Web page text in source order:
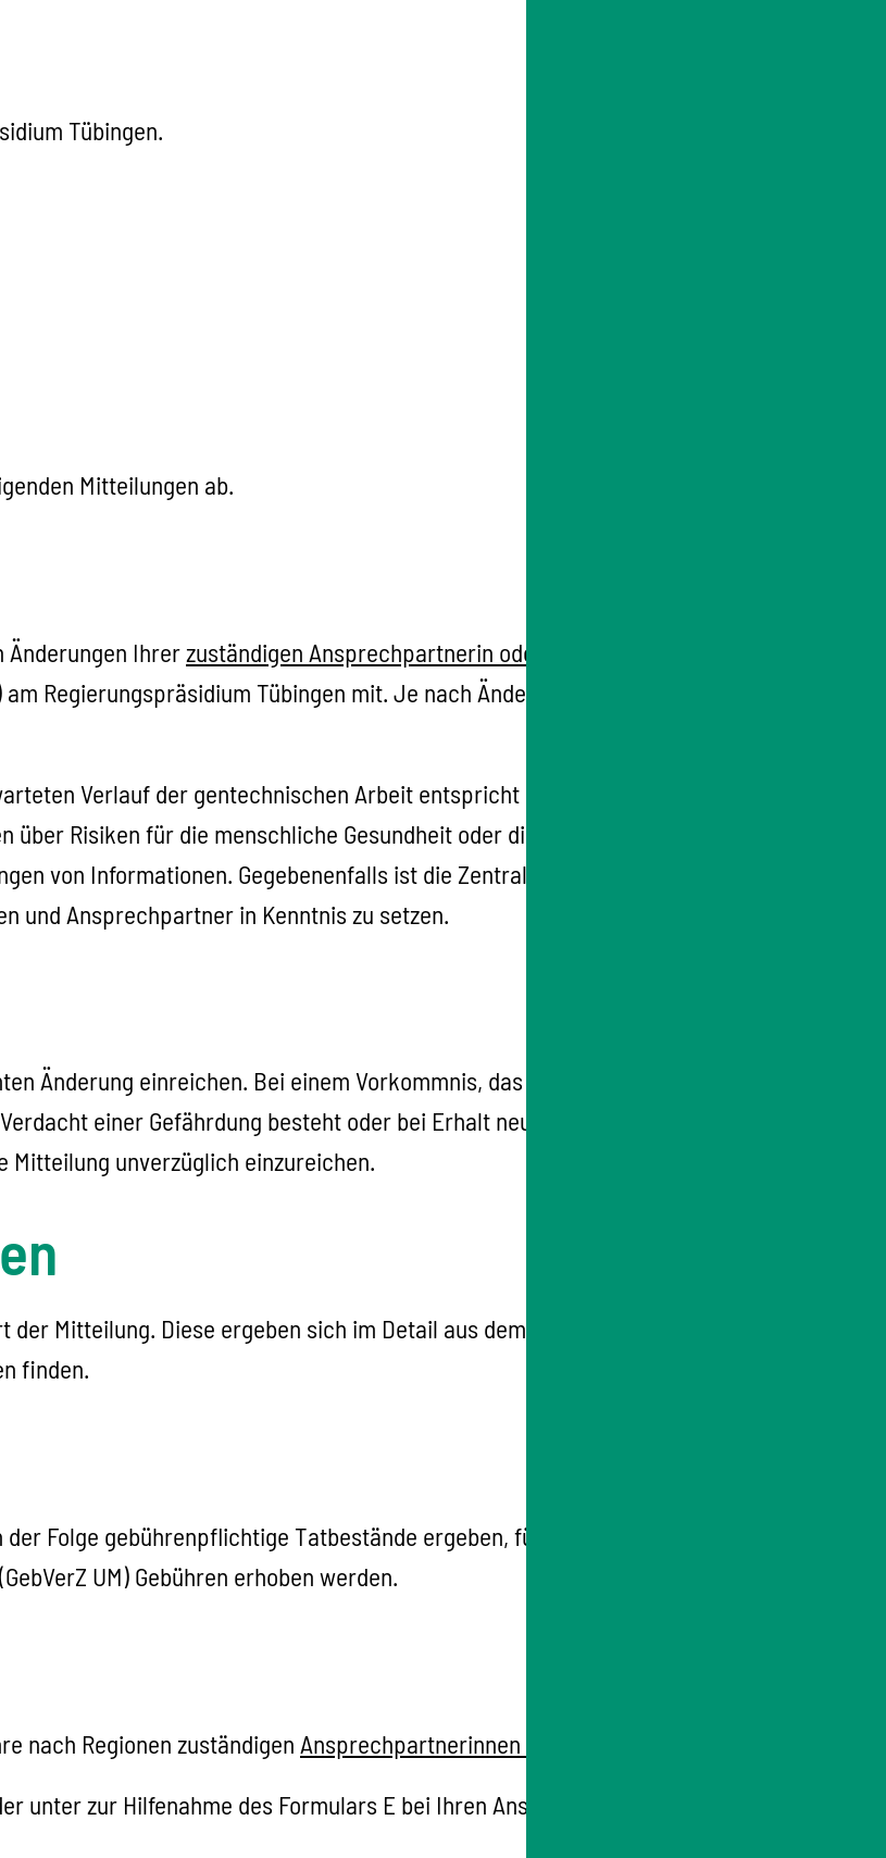
Tübingen.
Mitteilungen ab.
Ihrerzuständigen Ansprechpartnerin oder Ihrem zuständigen
Regierungspräsidium Tübingen mit. Je nach Änderung erhalten Sie eine
Verlauf der gentechnischen Arbeit entspricht und bei dem der Verdacht einer
Risiken für die menschliche Gesundheit oder die Umwelt erhalten Sie eine
von Informationen. Gegebenenfalls ist die Zentrale Kommission für die
und Ansprechpartner in Kenntnis zu setzen.
Änderung einreichen. Bei einem Vorkommnis, das nicht dem erwarteten Verlauf
einer Gefährdung besteht oder bei Erhalt neuer Informationen über Risiken
Mitteilung unverzüglich einzureichen.
Mitteilung. Diese ergeben sich im Detail aus dem
finden.
Folge gebührenpflichtige Tatbestände ergeben, für die entsprechend
UM) Gebühren erhoben werden.
nach Regionen zuständigen Ansprechpartnerinnen und Ansprechpartner
unter zur Hilfenahme des Formulars E bei Ihren Ansprechpartnerinnen und